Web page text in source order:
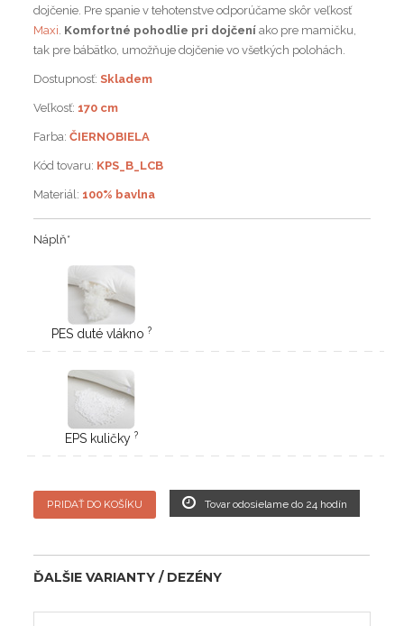
dojčenie. Pre spanie v tehotenstve odporúčame skôr veľkosť
Maxi. Komfortné pohodlie pri dojčení ako pre mamičku,
tak pre bábätko, umožňuje dojčenie vo všetkých polohách.
Dostupnosť:Skladem
Veľkosť: 170 cm
Farba:ČIERNOBIELA
Kód tovaru: KPS_B_LCB
Materiál: 100% bavlna
Náplň*
PES duté vlákno ?
EPS kuličky ?
PRIDAŤ DO KOŠÍKU Tovar odosielame do 24 hodín
ĎALŠIE VARIANTY / DEZÉNY